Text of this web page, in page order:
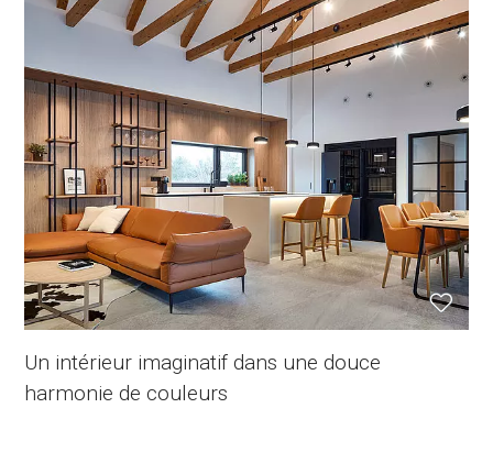
Un intérieur imaginatif dans une douce
harmonie de couleurs